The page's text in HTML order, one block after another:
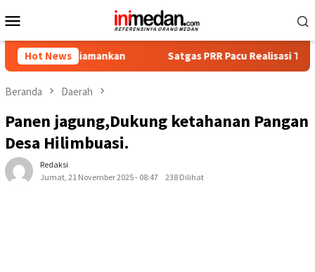
ke
Mobile
Hot News Satgas PRR Pacu Realisasi Tambahan TKD
Beranda Daerah
Panen jagung,Dukung ketahanan Pangan
Desa Hilimbuasi.
Redaksi
Jumat, 21 November 2025 - 08:47
238 Dilihat